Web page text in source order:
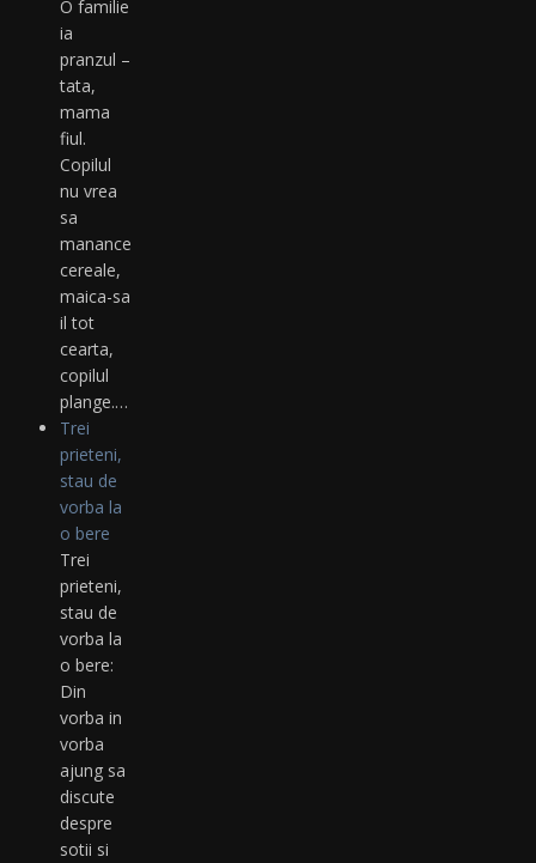
O familie
ia
pranzul –
tata,
mama
fiul.
Copilul
nu vrea
sa
manance
cereale,
maica-sa
il tot
cearta,
copilul
plange.…
Trei
prieteni,
stau de
vorba la
o bere
Trei
prieteni,
stau de
vorba la
o bere:
Din
vorba in
vorba
ajung sa
discute
despre
sotii si